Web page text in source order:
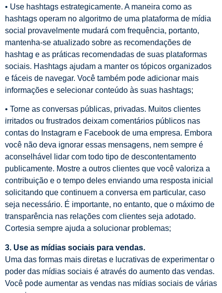
• Use hashtags estrategicamente. A maneira como as
hashtags operam no algoritmo de uma plataforma de mídia
social provavelmente mudará com frequência, portanto,
mantenha-se atualizado sobre as recomendações de
hashtag e as práticas recomendadas de suas plataformas
sociais. Hashtags ajudam a manter os tópicos organizados
e fáceis de navegar. Você também pode adicionar mais
informações e selecionar conteúdo às suas hashtags;
• Torne as conversas públicas, privadas. Muitos clientes
irritados ou frustrados deixam comentários públicos nas
contas do Instagram e Facebook de uma empresa. Embora
você não deva ignorar essas mensagens, nem sempre é
aconselhável lidar com todo tipo de descontentamento
publicamente. Mostre a outros clientes que você valoriza a
contribuição e o tempo deles enviando uma resposta inicial
solicitando que continuem a conversa em particular, caso
seja necessário. É importante, no entanto, que o máximo de
transparência nas relações com clientes seja adotado.
Cortesia sempre ajuda a solucionar problemas;
3. Use as mídias sociais para vendas.
Uma das formas mais diretas e lucrativas de experimentar o
poder das mídias sociais é através do aumento das vendas.
Você pode aumentar as vendas nas mídias sociais de várias